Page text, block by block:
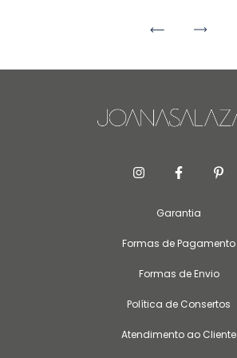
Garantia
Formas de Pagamento
Formas de Envio
Política de Consertos
Atendimento ao Cliente